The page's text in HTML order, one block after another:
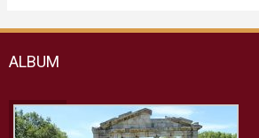
ALBUM